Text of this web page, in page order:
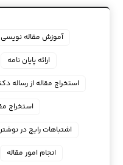
آموزش مقاله نویسی
ارائه پایان نامه
استخراج مقاله از رساله
استخراج
اشتباهات رایج در
انجام امور مقاله